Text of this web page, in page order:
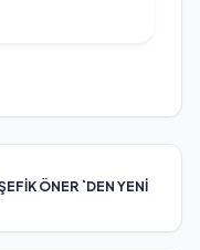
ÖNER `DEN YENİ